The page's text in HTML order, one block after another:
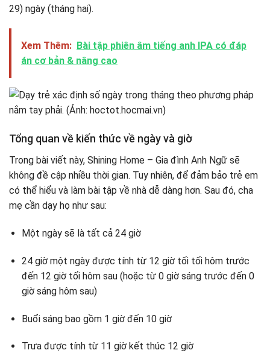
29) ngày (tháng hai).
Xem Thêm: Bài tập phiên âm tiếng anh IPA có đáp
án cơ bản & nâng cao
Tổng quan về kiến ​​thức về ngày và giờ
Trong bài viết này, Shining Home – Gia đình Anh Ngữ sẽ
không đề cập nhiều thời gian. Tuy nhiên, để đảm bảo trẻ em
có thể hiểu và làm bài tập về nhà dễ dàng hơn. Sau đó, cha
mẹ cần dạy họ như sau:
Một ngày sẽ là tất cả 24 giờ
24 giờ một ngày được tính từ 12 giờ tối tối hôm trước
đến 12 giờ tối hôm sau (hoặc từ 0 giờ sáng trước đến 0
giờ sáng hôm sau)
Buổi sáng bao gồm 1 giờ đến 10 giờ
Trưa được tính từ 11 giờ kết thúc 12 giờ